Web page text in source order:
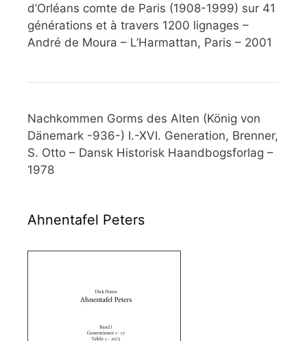
d’Orléans comte de Paris (1908-1999) sur 41
générations et à travers 1200 lignages –
André de Moura – L’Harmattan, Paris – 2001
Nachkommen Gorms des Alten (König von
Dänemark -936-) I.-XVI. Generation, Brenner,
S. Otto – Dansk Historisk Haandbogsforlag –
1978
Ahnentafel Peters